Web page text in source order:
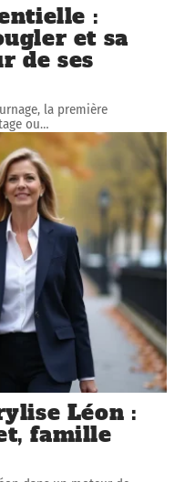
:
et sa
de ses
la première
ou…
Léon :
famille